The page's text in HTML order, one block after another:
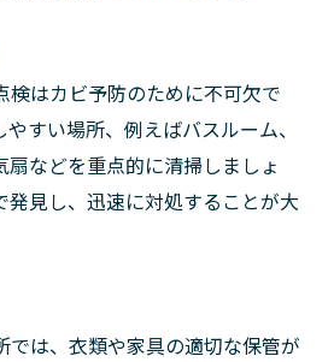
検はカビ予防のために不可欠で
すい場所、例えばバスルーム、
扇などを重点的に清掃しましょ
発見し、迅速に対処することが大
では、衣類や家具の適切な保管が